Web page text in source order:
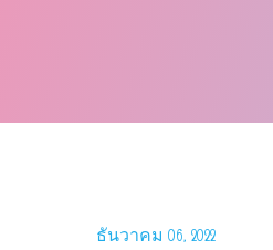
ธันวาคม 06, 2022